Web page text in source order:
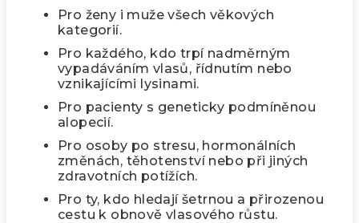
Pro ženy i muže všech věkových
kategorií.
Pro každého, kdo trpí nadměrným
vypadáváním vlasů, řídnutím nebo
vznikajícími lysinami.
Pro pacienty s geneticky podmíněnou
alopecií.
Pro osoby po stresu, hormonálních
změnách, těhotenství nebo při jiných
zdravotních potížích.
Pro ty, kdo hledají šetrnou a přirozenou
cestu k obnově vlasového růstu.